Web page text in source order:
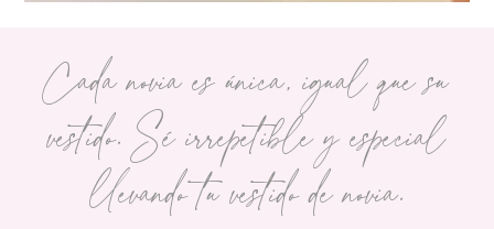
Cada novia es única, igual que su
vestido. Sé irrepetible y especial
llevando tu vestido de novia.